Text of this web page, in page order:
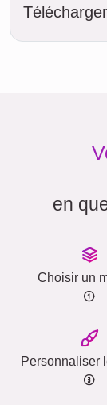
en
Choisir un
Personnaliser